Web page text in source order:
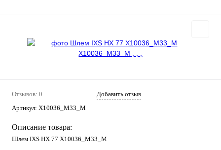
Отзывов: 0
Добавить отзыв
Артикул: X10036_M33_M
Описание товара:
Шлем IXS HX 77 X10036_M33_M